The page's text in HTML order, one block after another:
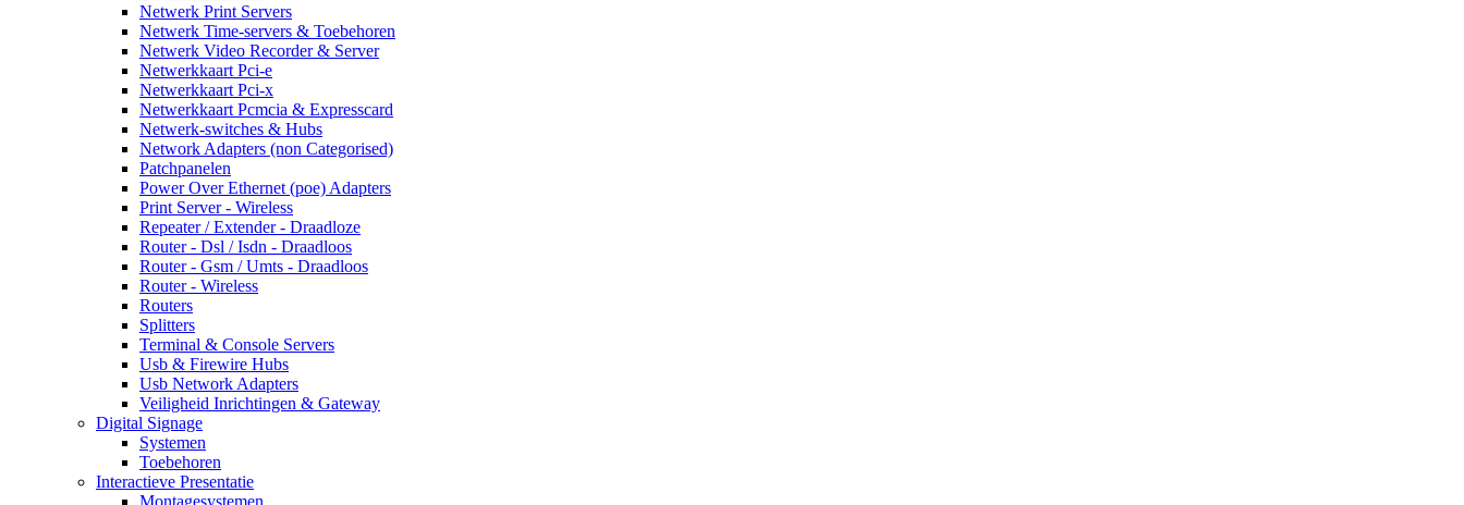
Netwerk Print Servers
Netwerk Time-servers & Toebehoren
Netwerk Video Recorder & Server
Netwerkkaart Pci-e
Netwerkkaart Pci-x
Netwerkkaart Pcmcia & Expresscard
Netwerk-switches & Hubs
Network Adapters (non Categorised)
Patchpanelen
Power Over Ethernet (poe) Adapters
Print Server - Wireless
Repeater / Extender - Draadloze
Router - Dsl / Isdn - Draadloos
Router - Gsm / Umts - Draadloos
Router - Wireless
Routers
Splitters
Terminal & Console Servers
Usb & Firewire Hubs
Usb Network Adapters
Veiligheid Inrichtingen & Gateway
Digital Signage
Systemen
Toebehoren
Interactieve Presentatie
Montagesystemen